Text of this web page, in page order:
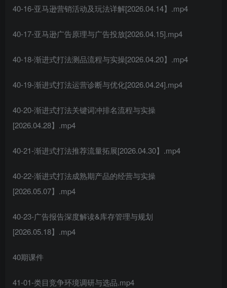
40-16-亚马逊营销活动及玩法详解[2026.04.14】.mp4
40-17-亚马逊广告原理与广告投放[2026.04.15].mp4
40-18-渐进式打法测品流程与实操[2026.04.20】.mp4
40-19-渐进式打法运营诊断与优化[2026.04.24].mp4
40-20-渐进式打法关键词冲排名流程与实操
[2026.04.28】.mp4
40-21-渐进式打法推荐流量拓展[2026.04.30】.mp4
40-22-渐进式打法成熟期产品的经营与实操
[2026.05.07】.mp4
40-23-广告报告深度解读&库存管理与规划
[2026.05.18】.mp4
40期课件
41-01-类目竞争环境调研与选品.mp4